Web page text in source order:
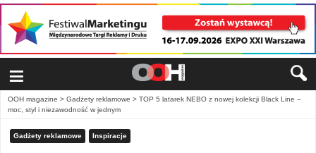
≡
OOH magazine > Gadżety reklamowe > TOP 5 latarek NEBO z nowej kolekcji Black Line –
moc, styl i niezawodność w jednym
Gadżety reklamowe Inspiracje